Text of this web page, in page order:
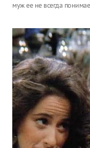
муж ее не всегда